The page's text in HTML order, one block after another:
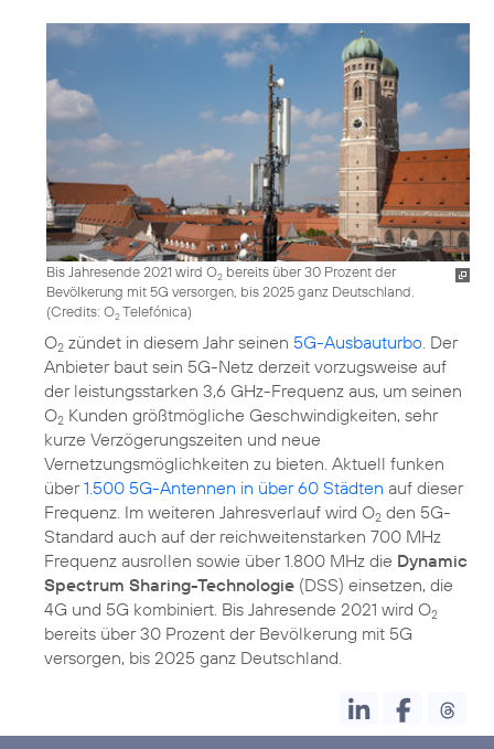
Bis Jahresende 2021 wird O2 bereits über 30 Prozent der
Bevölkerung mit 5G versorgen, bis 2025 ganz Deutschland.
(Credits: O2Telefónica)
O2 zündet in diesem Jahr seinen 5G-Ausbauturbo. Der
Anbieter baut sein 5G-Netz derzeit vorzugsweise auf
der leistungsstarken 3,6 GHz-Frequenz aus, um seinen
O2 Kunden größtmögliche Geschwindigkeiten, sehr
kurze Verzögerungszeiten und neue
Vernetzungsmöglichkeiten zu bieten. Aktuell funken
über1.500 5G-Antennen in über 60 Städten auf dieser
Frequenz. Im weiteren Jahresverlauf wird O2 den 5G-
Standard auch auf der reichweitenstarken 700 MHz
Frequenz ausrollen sowie über 1.800 MHz die Dynamic
Spectrum Sharing-Technologie (DSS) einsetzen, die
4G und 5G kombiniert. Bis Jahresende 2021 wird O2
bereits über 30 Prozent der Bevölkerung mit 5G
versorgen, bis 2025 ganz Deutschland.